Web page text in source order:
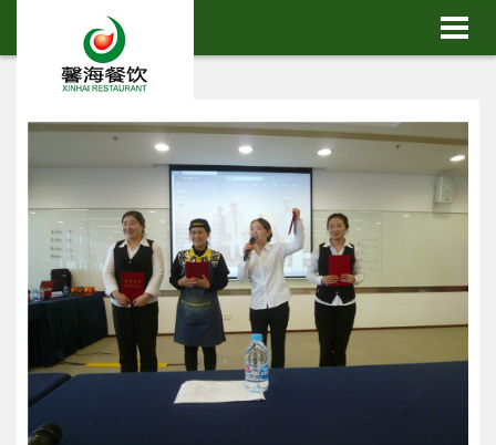
关于馨海
特色餐单
客户案例
品牌加盟
行业新闻
基地种植
在线留言
联系我们